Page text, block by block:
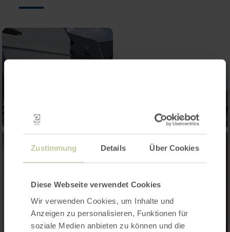
Zustimmung Details Über Cookies
Diese Webseite verwendet Cookies
Wir verwenden Cookies, um Inhalte und
Anzeigen zu personalisieren, Funktionen für
soziale Medien anbieten zu können und die